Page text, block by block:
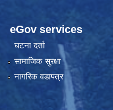
eGov services
घटना दर्ता
सामाजिक सुरक्षा
नागरिक वडापत्र